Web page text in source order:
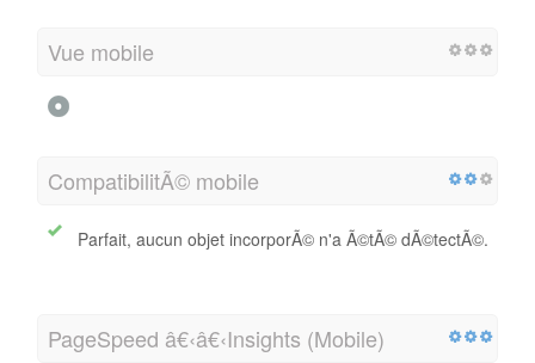
Vue mobile
CompatibilitÃ© mobile
Parfait, aucun objet incorporÃ© n'a Ã©tÃ© dÃ©tectÃ©.
PageSpeed â€‹â€‹Insights (Mobile)